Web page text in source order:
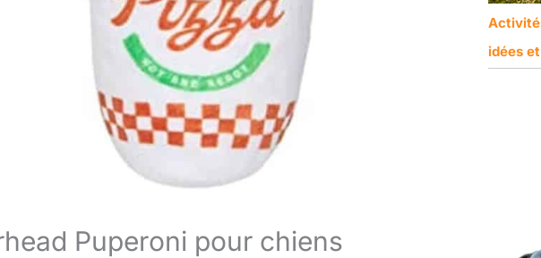
Puperoni pour chiens
idées